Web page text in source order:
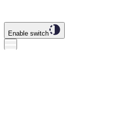
Enable switch